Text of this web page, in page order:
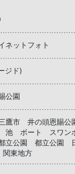
ネットフォト
ジド)
公園
鷹市 井の頭恩賜公
池 ボート スワン
公園 都立公園
東地方